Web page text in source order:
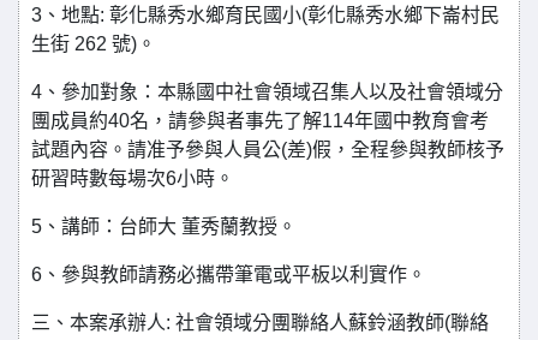
3、地點: 彰化縣秀水鄉育民國小(彰化縣秀水鄉下崙村民
生街 262 號)。
4、參加對象：本縣國中社會領域召集人以及社會領域分
團成員約40名，請參與者事先了解114年國中教育會考
試題內容。請准予參與人員公(差)假，全程參與教師核予
研習時數每場次6小時。
5、講師：台師大 董秀蘭教授。
6、參與教師請務必攜帶筆電或平板以利實作。
三、本案承辦人: 社會領域分團聯絡人蘇鈴涵教師(聯絡